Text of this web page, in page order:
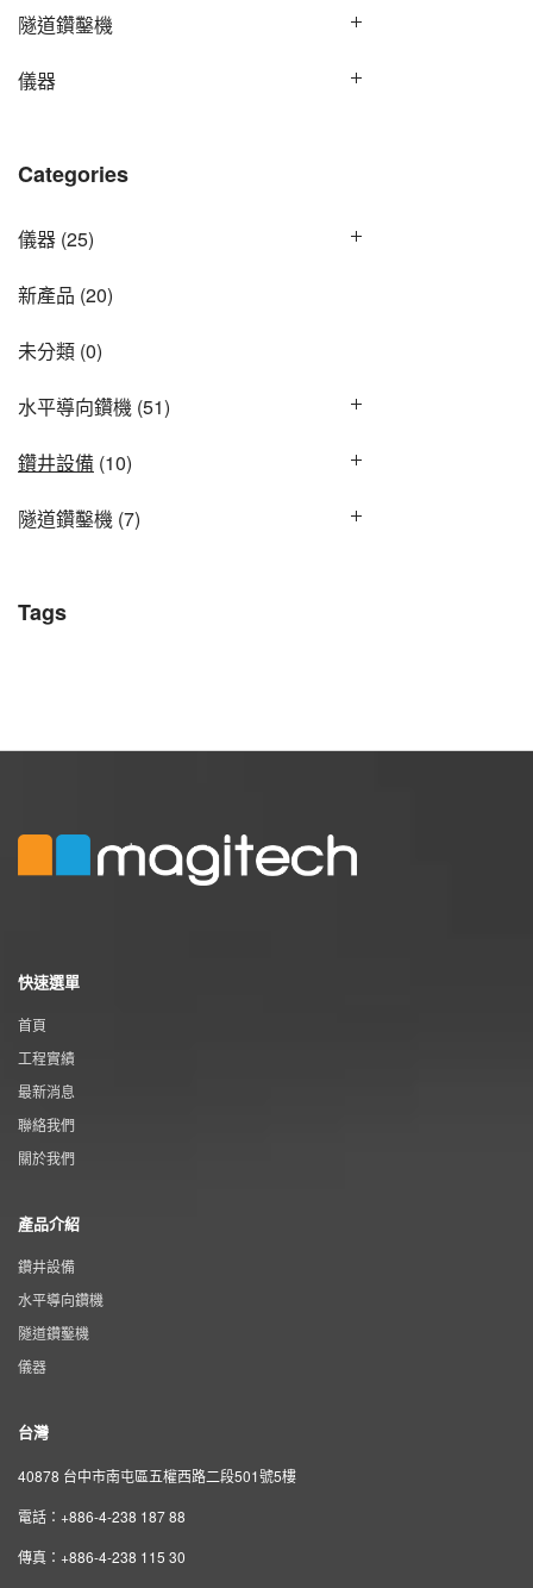
隧道鑽鑿機
儀器
Categories
儀器 (25)
新產品 (20)
未分類 (0)
水平導向鑽機 (51)
鑽井設備 (10)
隧道鑽鑿機 (7)
Tags
快速選單
首頁
工程實績
最新消息
聯絡我們
關於我們
產品介紹
鑽井設備
水平導向鑽機
隧道鑽鑿機
儀器
台灣
40878 台中市南屯區五權西路二段501號5樓
電話：+886-4-238 187 88
傳真：+886-4-238 115 30